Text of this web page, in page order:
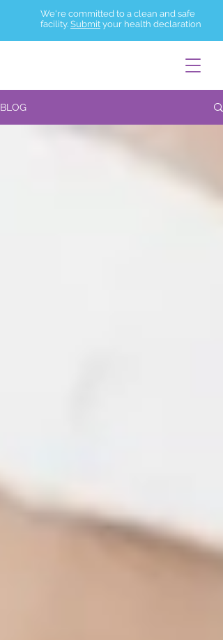
We're committed to a clean and safe
facility. Submit your health declaration
BLOG